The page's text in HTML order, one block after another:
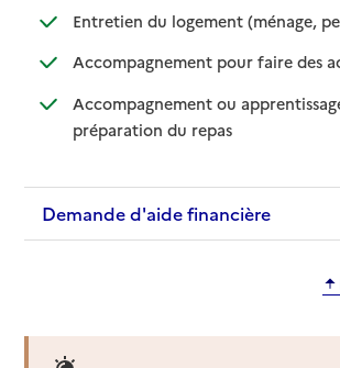
Entretien du logement (ménage,
Accompagnement pour faire des
Accompagnement ou
préparation du repas: disponible
: non disponible
Demande d'aide financière